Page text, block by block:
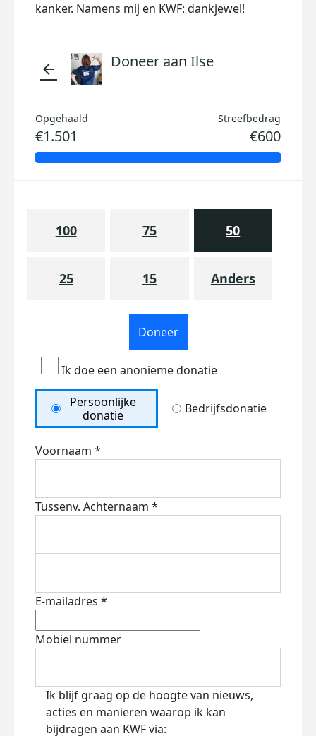
kanker. Namens mij en KWF: dankjewel!
arrow_back Doneer aan Ilse
Opgehaald
€1.501
Streefbedrag
€600
100 75 50
25 15 Anders
Doneer
Ik doe een anonieme donatie
Persoonlijke
donatie
Bedrijfsdonatie
Voornaam *
Tussenv. Achternaam *
E-mailadres *
Mobiel nummer
Ik blijf graag op de hoogte van nieuws,
acties en manieren waarop ik kan
bijdragen aan KWF via: